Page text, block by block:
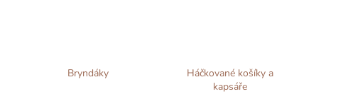
Bryndáky
Háčkované košíky a
kapsáře